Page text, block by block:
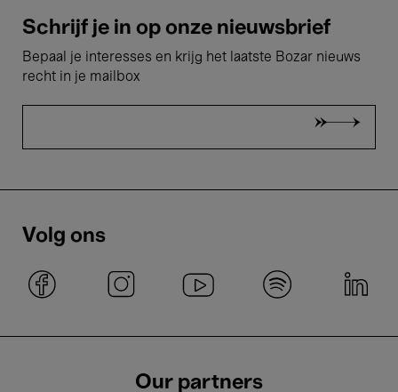
Schrijf je in op onze nieuwsbrief
Bepaal je interesses en krijg het laatste Bozar nieuws
recht in je mailbox
Volg ons
Our partners